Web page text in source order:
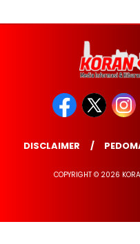
DISCLAIMER
COPYRIGHT © 2026